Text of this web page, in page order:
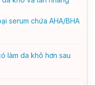
serum chứa AHA/BHA
làm da khô hơn sau